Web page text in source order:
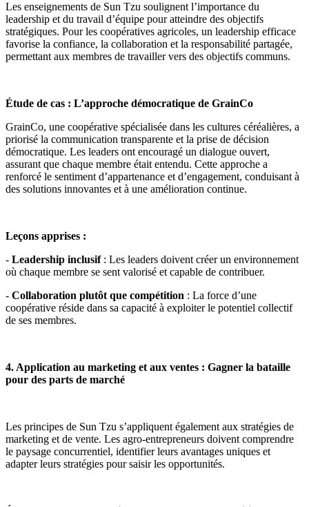
Les enseignements de Sun Tzu soulignent l’importance du
leadership et du travail d’équipe pour atteindre des objectifs
stratégiques. Pour les coopératives agricoles, un leadership efficace
favorise la confiance, la collaboration et la responsabilité partagée,
permettant aux membres de travailler vers des objectifs communs.
Étude de cas : L’approche démocratique de GrainCo
GrainCo, une coopérative spécialisée dans les cultures céréalières, a
priorisé la communication transparente et la prise de décision
démocratique. Les leaders ont encouragé un dialogue ouvert,
assurant que chaque membre était entendu. Cette approche a
renforcé le sentiment d’appartenance et d’engagement, conduisant à
des solutions innovantes et à une amélioration continue.
Leçons apprises :
- Leadership inclusif: Les leaders doivent créer un environnement
où chaque membre se sent valorisé et capable de contribuer.
- Collaboration plutôt que compétition : La force d’une
coopérative réside dans sa capacité à exploiter le potentiel collectif
de ses membres.
4. Application au marketing et aux ventes : Gagner la bataille
pour des parts de marché
Les principes de Sun Tzu s’appliquent également aux stratégies de
marketing et de vente. Les agro-entrepreneurs doivent comprendre
le paysage concurrentiel, identifier leurs avantages uniques et
adapter leurs stratégies pour saisir les opportunités.